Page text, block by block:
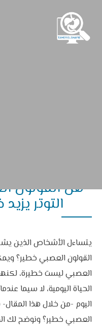
هل القولون
التوتر
يتساءل الأشخاص الذين
القولون العصبي خطير؟
العصبي ليست خطيرة،
الحياة اليومية، لا سيما
اليوم -من خلال هذا
العصبي خطير؟ ونوضح لك